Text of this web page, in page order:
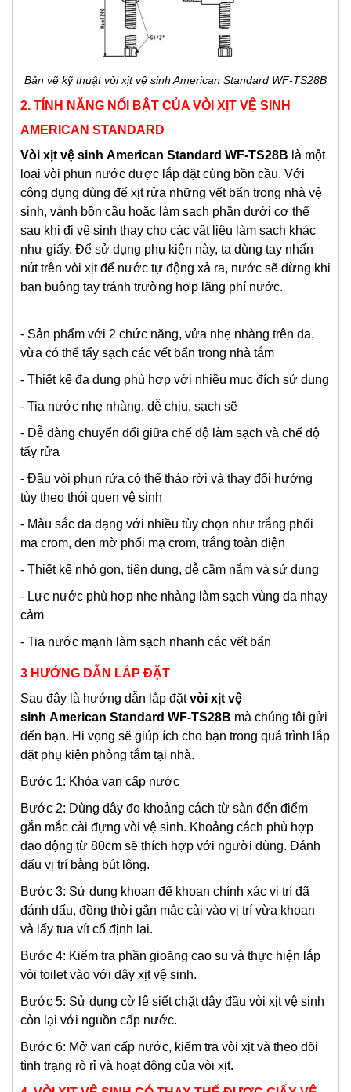
Bản vẽ kỹ thuật vòi xịt vệ sinh American Standard WF-TS28B
2. TÍNH NĂNG NỔI BẬT CỦA VÒI XỊT VỆ SINH
AMERICAN STANDARD
Vòi xịt vệ sinh American Standard WF-TS28B là một
loại vòi phun nước được lắp đặt cùng bồn cầu. Với
công dụng dùng để xịt rửa những vết bẩn trong nhà vệ
sinh, vành bồn cầu hoặc làm sạch phần dưới cơ thể
sau khi đi vệ sinh thay cho các vật liệu làm sạch khác
như giấy. Để sử dụng phụ kiện này, ta dùng tay nhấn
nút trên vòi xịt để nước tự động xả ra, nước sẽ dừng khi
bạn buông tay tránh trường hợp lãng phí nước.
- Sản phẩm với 2 chức năng, vửa nhẹ nhàng trên da,
vừa có thể tẩy sạch các vết bẩn trong nhà tắm
- Thiết kế đa dụng phù hợp với nhiều mục đích sử dụng
- Tia nước nhẹ nhàng, dễ chịu, sạch sẽ
- Dễ dàng chuyển đổi giữa chế độ làm sạch và chế độ
tẩy rửa
- Đầu vòi phun rửa có thể tháo rời và thay đổi hướng
tùy theo thói quen vệ sinh
- Màu sắc đa dạng với nhiều tùy chọn như trắng phối
mạ crom, đen mờ phối mạ crom, trắng toàn diện
- Thiết kế nhỏ gọn, tiện dụng, dễ cầm nắm và sử dụng
- Lực nước phù hợp nhẹ nhàng làm sạch vùng da nhạy
cảm
- Tia nước mạnh làm sạch nhanh các vết bẩn
3 HƯỚNG DẪN LẮP ĐẶT
Sau đây là hướng dẫn lắp đặtvòi xịt vệ
sinh American Standard WF-TS28B mà chúng tôi gửi
đến bạn. Hi vọng sẽ giúp ích cho bạn trong quá trình lắp
đặt phụ kiện phòng tắm tại nhà.
Bước 1: Khóa van cấp nước
Bước 2: Dùng dây đo khoảng cách từ sàn đển điểm
gắn mắc cài đựng vòi vệ sinh. Khoảng cách phù hợp
dao động từ 80cm sẽ thích hợp với người dùng. Đánh
dấu vị trí bằng bút lông.
Bước 3: Sử dụng khoan để khoan chính xác vị trí đã
đánh dấu, đồng thời gắn mắc cài vào vị trí vừa khoan
và lấy tua vít cố định lại.
Bước 4: Kiểm tra phần gioăng cao su và thực hiện lắp
vòi toilet vào với dây xịt vệ sinh.
Bước 5: Sử dụng cờ lê siết chặt dây đầu vòi xịt vệ sinh
còn lại với nguồn cấp nước.
Bước 6: Mở van cấp nước, kiếm tra vòi xịt và theo dõi
tình trạng rò rỉ và hoạt động của vòi xịt.